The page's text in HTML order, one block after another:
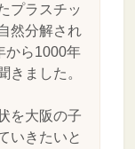
プラスチッ
然分解され
から1000年
きました。
を大阪の子
いきたいと